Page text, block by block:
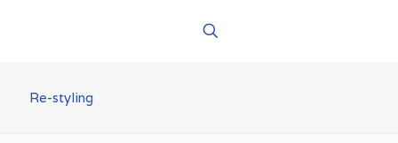
Re-styling